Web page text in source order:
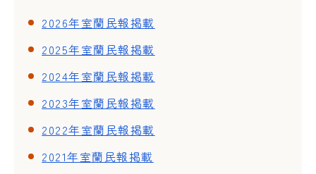
2026年室蘭民報掲載
2025年室蘭民報掲載
2024年室蘭民報掲載
2023年室蘭民報掲載
2022年室蘭民報掲載
2021年室蘭民報掲載